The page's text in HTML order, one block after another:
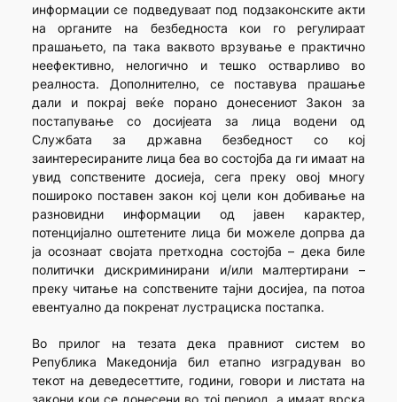
информации се подведуваат под подзаконските акти
на органите на безбедноста кои го регулираат
прашањето, па така ваквото врзување е практично
неефективно, нелогично и тешко остварливо во
реалноста. Дополнително, се поставува прашање
дали и покрај веќе порано донесениот Закон за
постапување со досијеата за лица водени од
Службата за државна безбедност со кој
заинтересираните лица беа во состојба да ги имаат на
увид сопствените досиеја, сега преку овој многу
пошироко поставен закон кој цели кон добивање на
разновидни информации од јавен карактер,
потенцијално оштетените лица би можеле допрва да
ја осознаат својата претходна состојба – дека биле
политички дискриминирани и/или малтертирани –
преку читање на сопствените тајни досијеа, па потоа
евентуално да покренат лустрациска постапка.
Во прилог на тезата дека правниот систем во
Република Македонија бил етапно изградуван во
текот на деведесеттите, години, говори и листата на